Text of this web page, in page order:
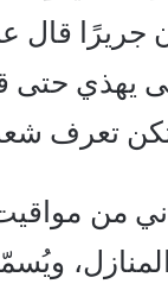
قال
يهذي
تكن تعرف
مواقيت